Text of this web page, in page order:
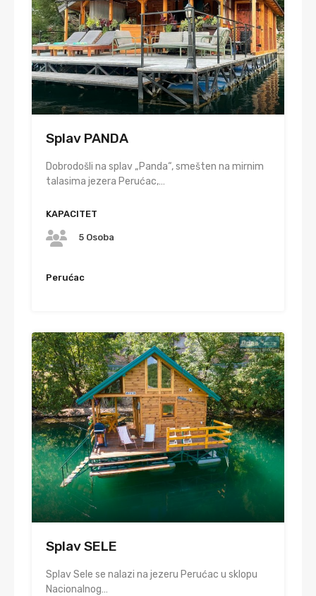
Splav PANDA
Dobrodošli na splav „Panda“, smešten na mirnim
talasima jezera Perućac,…
KAPACITET
5 Osoba
Perućac
Splav SELE
Splav Sele se nalazi na jezeru Perućac u sklopu
Nacionalnog…